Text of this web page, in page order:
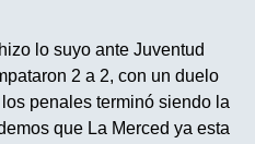
lo suyo ante Juventud
2 a 2, con un duelo
penales terminó siendo la
que La Merced ya esta